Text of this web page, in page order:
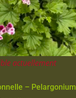
actuellement
– Pelargonium